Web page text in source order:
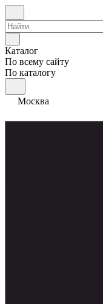
Каталог
По всему сайту
По каталогу
Москва